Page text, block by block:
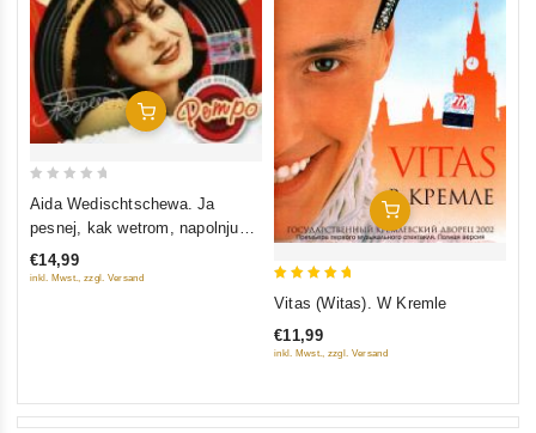
In Den Warenkorb
5
Aida Wedischtschewa. Ja
pesnej, kak wetrom, napolnju
stranu. Solotaja kollekzija retro
€14,99
inkl. Mwst., zzgl. Versand
In Den Warenkorb
out of 5
Vitas (Witas). W Kremle
€11,99
inkl. Mwst., zzgl. Versand